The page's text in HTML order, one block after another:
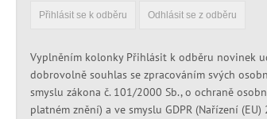
Vyplněním kolonky Přihlásit k odběru novinek
dobrovolně souhlas se zpracováním svých
smyslu zákona č. 101/2000 Sb., o ochraně
platném znění) a ve smyslu GDPR (Nařízení